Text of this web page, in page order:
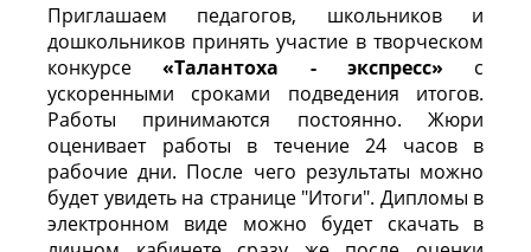
Приглашаем педагогов, школьников и
дошкольников принять участие в творческом
конкурсе«Талантоха - экспресс» с
ускоренными сроками подведения итогов.
Работы принимаются постоянно. Жюри
оценивает работы в течение 24 часов в
рабочие дни. После чего результаты можно
будет увидеть на странице "Итоги". Дипломы в
электронном виде можно будет скачать в